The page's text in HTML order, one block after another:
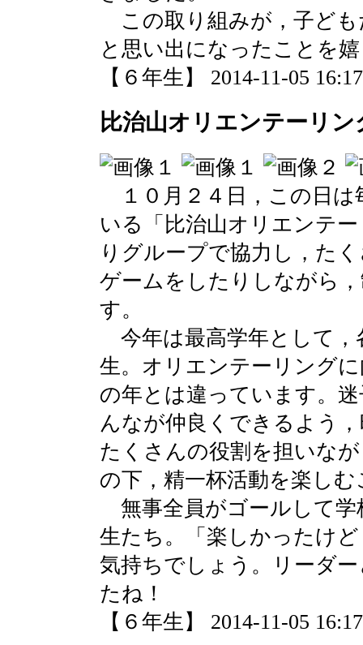
この取り組みが，子ど
と思い出になったことを
【６年生】 2014-11-05
比治山オリエンテーリン
１０月２４日，この日は
いる「比治山オリエンテ
りグループで協力し，た
ゲームをしたりしながら
す。
今年は最高学年として，
生。オリエンテーリング
の年とは違っています。
んなが仲良くできるよう
たくさんの役割を担いな
の下，精一杯活動を楽し
無事全員がゴールして学
生たち。「楽しかったけ
気持ちでしょう。リーダ
たね！
【６年生】 2014-11-05